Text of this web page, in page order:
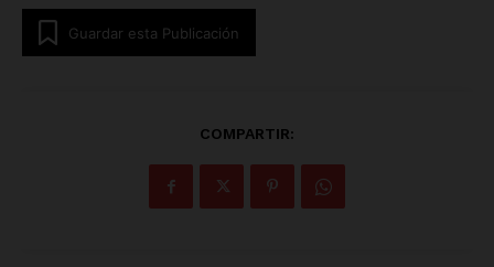
Guardar esta Publicación
COMPARTIR: